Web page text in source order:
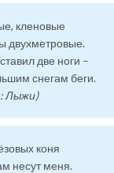
кленовые
двухметровые.
две ноги –
снегам беги.
Лыжи)
коня
несут меня.